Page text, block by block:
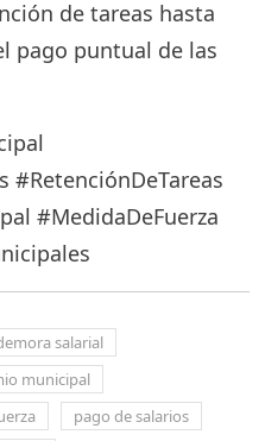
de tareas hasta
pago puntual de las
#RetenciónDeTareas
#MedidaDeFuerza
salarial
municipal
pago de salarios